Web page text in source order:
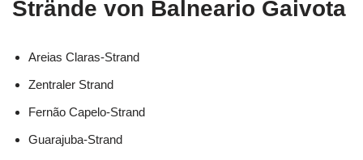
Strände von Balneario Gaivota
Areias Claras-Strand
Zentraler Strand
Fernão Capelo-Strand
Guarajuba-Strand